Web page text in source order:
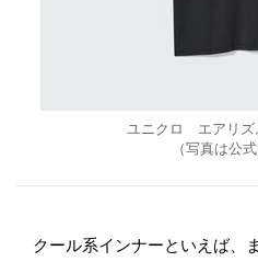
ユニクロ エアリズ
（写真は公
クール系インナーといえば、